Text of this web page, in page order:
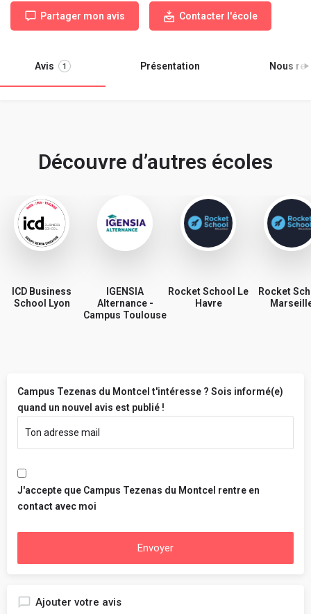
Partager mon avis Contacter l'école
Avis 1 Présentation Nous
Découvre d’autres écoles
ICD Business
School Lyon
IGENSIA
Alternance -
Campus Toulouse
Rocket School Le
Havre
Rocket
Campus Tezenas du Montcel t'intéresse ? Sois informé(e)
quand un nouvel avis est publié !
J'accepte que Campus Tezenas du Montcel rentre en
contact avec moi
Envoyer
Ajouter votre avis